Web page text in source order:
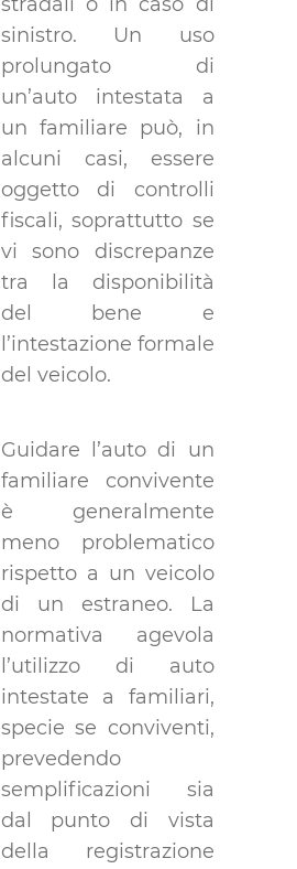
sinistro. Un uso
prolungato di
un’auto intestata a
un familiare può, in
alcuni casi, essere
oggetto di controlli
fiscali, soprattutto se
vi sono discrepanze
tra la disponibilità
del bene e
l’intestazione formale
del veicolo.
Guidare l’auto di un
familiare convivente
è generalmente
meno problematico
rispetto a un veicolo
di un estraneo. La
normativa agevola
l’utilizzo di auto
intestate a familiari,
specie se conviventi,
prevedendo
semplificazioni sia
dal punto di vista
della registrazione